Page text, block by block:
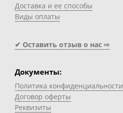
Доставка и ее способы
Виды оплаты
✔ Оставить отзыв о нас ⇨
Документы:
Политика конфиденциальности
Договор оферты
Реквизиты